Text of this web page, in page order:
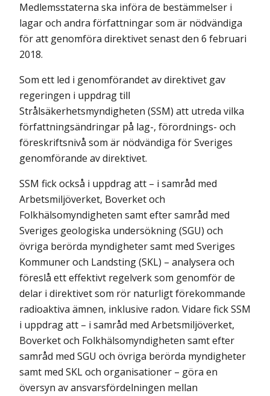
Medlemsstaterna ska införa de bestämmelser i
lagar och andra författningar som är nödvändiga
för att genomföra direktivet senast den 6 februari
2018.
Som ett led i genomförandet av direktivet gav
regeringen i uppdrag till
Strålsäkerhetsmyndigheten (SSM) att utreda vilka
författningsändringar på lag-, förordnings- och
föreskriftsnivå som är nödvändiga för Sveriges
genomförande av direktivet.
SSM fick också i uppdrag att – i samråd med
Arbetsmiljöverket, Boverket och
Folkhälsomyndigheten samt efter samråd med
Sveriges geologiska undersökning (SGU) och
övriga berörda myndigheter samt med Sveriges
Kommuner och Landsting (SKL) – analysera och
föreslå ett effektivt regelverk som genomför de
delar i direktivet som rör naturligt förekommande
radioaktiva ämnen, inklusive radon. Vidare fick SSM
i uppdrag att – i samråd med Arbetsmiljöverket,
Boverket och Folkhälsomyndigheten samt efter
samråd med SGU och övriga berörda myndigheter
samt med SKL och organisationer – göra en
översyn av ansvarsfördelningen mellan